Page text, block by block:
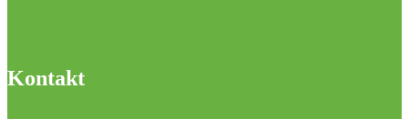
Kontakt